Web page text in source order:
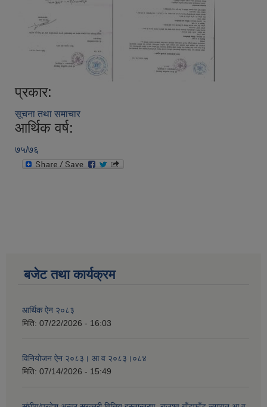
प्रकार:
सूचना तथा समाचार
आर्थिक वर्ष:
७५/७६
बजेट तथा कार्यक्रम
आर्थिक ऐन २०८३
मिति: 07/22/2026 - 16:03
विनियोजन ऐन २०८३। आ व २०८३।०८४
मिति: 07/14/2026 - 15:49